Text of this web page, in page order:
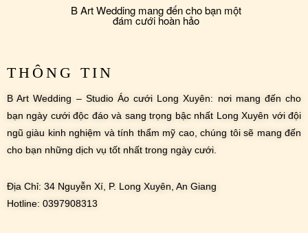
B Art Wedding mang đến cho bạn một
đám cưới hoàn hảo
THÔNG TIN
B Art Wedding – Studio Áo cưới Long Xuyên: nơi mang đến cho
bạn ngày cưới độc đáo và sang trọng bậc nhất Long Xuyên với đội
ngũ giàu kinh nghiệm và tính thẩm mỹ cao, chúng tôi sẽ mang đến
cho bạn những dịch vụ tốt nhất trong ngày cưới.
Địa Chỉ: 34 Nguyễn Xí, P. Long Xuyên, An Giang
Hotline: 0397908313